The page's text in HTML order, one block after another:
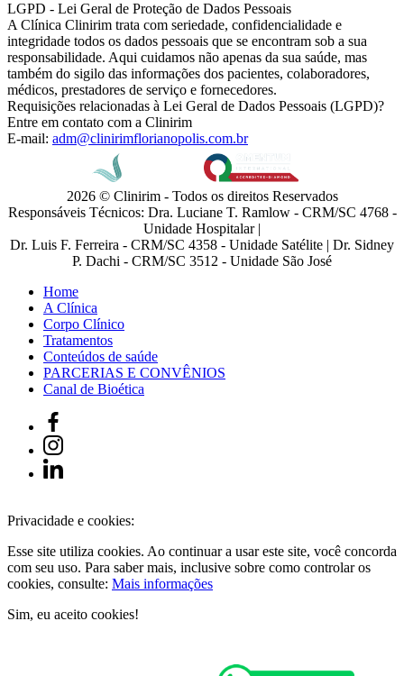
LGPD - Lei Geral de Proteção de Dados Pessoais
A Clínica Clinirim trata com seriedade, confidencialidade e
integridade todos os dados pessoais que se encontram sob a sua
responsabilidade. Aqui cuidamos não apenas da sua saúde, mas
também do sigilo das informações dos pacientes, colaboradores,
médicos, prestadores de serviço e fornecedores.
Requisições relacionadas à Lei Geral de Dados Pessoais (LGPD)?
Entre em contato com a Clinirim
E-mail: adm@clinirimflorianopolis.com.br
2026 © Clinirim - Todos os direitos Reservados
Responsáveis Técnicos: Dra. Luciane T. Ramlow - CRM/SC 4768 -
Unidade Hospitalar |
Dr. Luis F. Ferreira - CRM/SC 4358 - Unidade Satélite | Dr. Sidney
P. Dachi - CRM/SC 3512 - Unidade São José
Home
A Clínica
Corpo Clínico
Tratamentos
Conteúdos de saúde
PARCERIAS E CONVÊNIOS
Canal de Bioética
Privacidade e cookies:
Esse site utiliza cookies. Ao continuar a usar este site, você concorda
com seu uso. Para saber mais, inclusive sobre como controlar os
cookies, consulte: Mais informações
Sim, eu aceito cookies!